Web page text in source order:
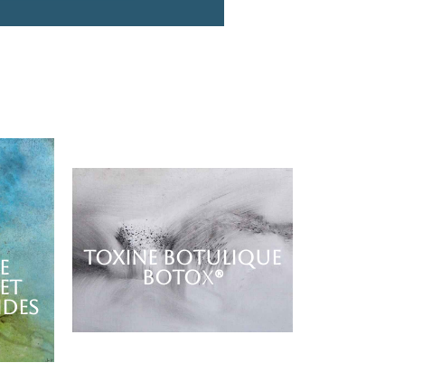
et
le
TOXINE BOTULIQUE
BOTOX®